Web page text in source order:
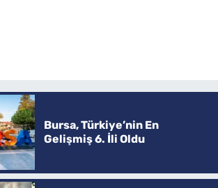
Bursa, Türkiye’nin En
Gelişmiş 6. İli Oldu